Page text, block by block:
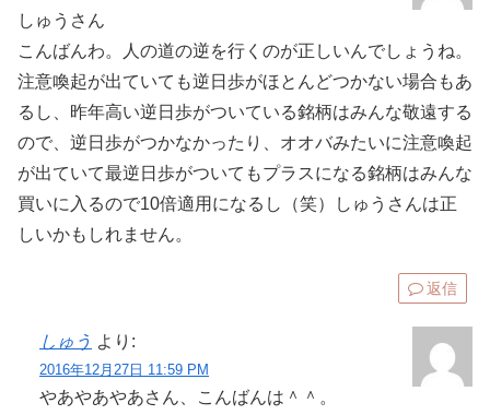
しゅうさん
こんばんわ。人の道の逆を行くのが正しいんでしょうね。
注意喚起が出ていても逆日歩がほとんどつかない場合もあ
るし、昨年高い逆日歩がついている銘柄はみんな敬遠する
ので、逆日歩がつかなかったり、オオバみたいに注意喚起
が出ていて最逆日歩がついてもプラスになる銘柄はみんな
買いに入るので10倍適用になるし（笑）しゅうさんは正
しいかもしれません。
返信
しゅう より:
2016年12月27日 11:59 PM
やあやあやあさん、こんばんは＾＾。